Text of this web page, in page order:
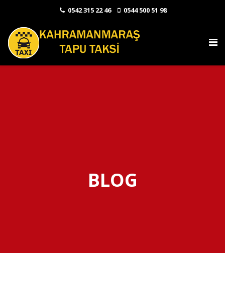
0542 315 22 46 0544 500 51 98
BLOG